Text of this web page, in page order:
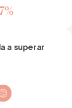
%
a superar